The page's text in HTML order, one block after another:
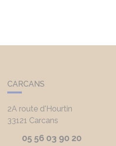
CARCANS
2A route d'Hourtin
33121 Carcans
05 56 03 90 20